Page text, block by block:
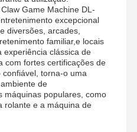
Game Machine DL-
excepcional
diversões, arcades,
familiar,e locais
experiência clássica de
com fortes certificações de
torna-o uma
de
máquinas populares, como
rolante e a máquina de